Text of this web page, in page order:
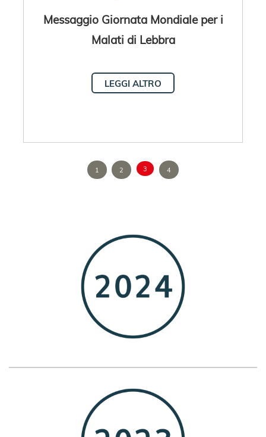
Messaggio Giornata Mondiale per i
Malati di Lebbra
LEGGI ALTRO
1 2 3 4